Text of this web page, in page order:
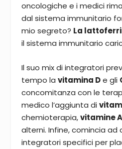
oncologiche e i medici
dal sistema immunitario
mio segreto? La
il sistema immunitario
Il suo mix di integratori
tempo la vitamina De gli
concomitanza con le
medico l’aggiunta di
chemioterapia,vitamine A
alterni. Infine, comincia ad
integratori specifici per